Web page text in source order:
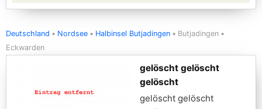
Deutschland Nordsee Halbinsel Butjadingen
Butjadingen
Eckwarden
gelöscht gelöscht
gelöscht
gelöscht gelöscht